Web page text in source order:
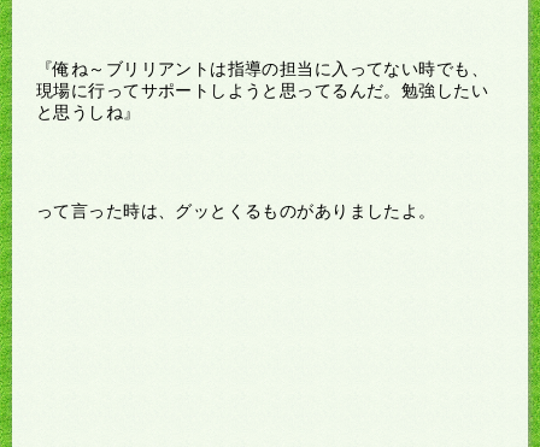
『俺ね～ブリリアントは指導の担当に入ってない時でも、
現場に行ってサポートしようと思ってるんだ。勉強したい
と思うしね』
って言った時は、グッとくるものがありましたよ。